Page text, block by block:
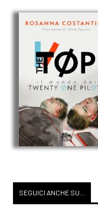
SEGUICI ANCHE SU...